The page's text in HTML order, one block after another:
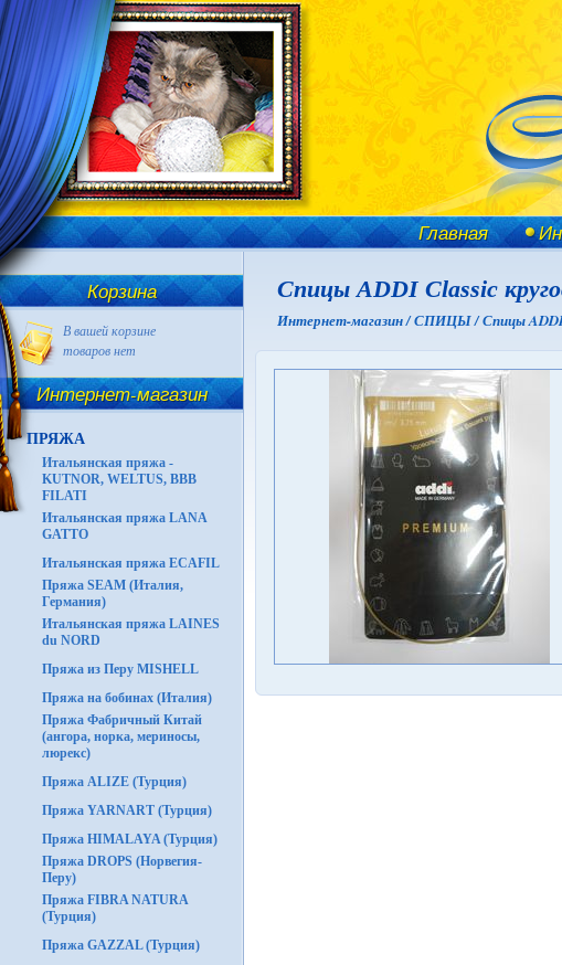
Главная
Корзина
В вашей корзине
товаров нет
Интернет-магазин
ПРЯЖА
Итальянская пряжа -
KUTNOR, WELTUS, BBB
FILATI
Итальянская пряжа LANA
GATTO
Итальянская пряжа ECAFIL
Пряжа SEAM (Италия,
Германия)
Итальянская пряжа LAINES
du NORD
Пряжа из Перу MISHELL
Пряжа на бобинах (Италия)
Пряжа Фабричный Китай
(ангора, норка, мериносы,
люрекс)
Пряжа ALIZE (Турция)
Пряжа YARNART (Турция)
Пряжа HIMALAYA (Турция)
Пряжа DROPS (Норвегия-
Перу)
Пряжа FIBRA NATURA
(Турция)
Пряжа GAZZAL (Турция)
Спицы ADDI Classic
Интернет-магазин /СПИЦЫ /Спицы